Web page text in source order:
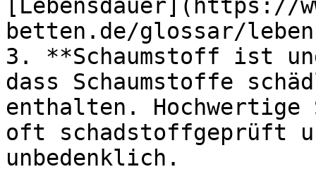
[Lebensdauer](https://
betten.de/glossar/
3. **Schaumstoff ist
dass Schaumstoffe
enthalten. Hochwertige
oft schadstoffgeprüft
unbedenklich.